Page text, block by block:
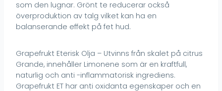
som den lugnar. Grönt te reducerar också
överproduktion av talg vilket kan ha en
balanserande effekt på fet hud.
Grapefrukt Eterisk Olja – Utvinns från skalet på citrus
Grande, innehåller Limonene som är en kraftfull,
naturlig och anti -inflammatorisk ingrediens.
Grapefrukt ET har anti oxidanta egenskaper och en